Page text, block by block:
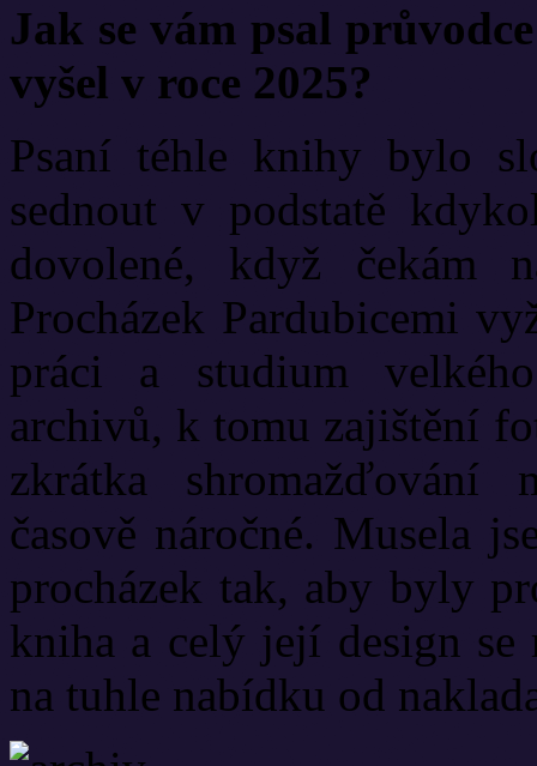
Jak se vám psal
vyšel v roce 2025?
Psaní téhle knihy bylo
sednout v podstatě
dovolené, když čekám
Procházek Pardubicemi
práci a studium
archivů, k tomu zajištění
zkrátka shromažďování
časově náročné. Musela
procházek tak, aby byly
kniha a celý její design
na tuhle nabídku od